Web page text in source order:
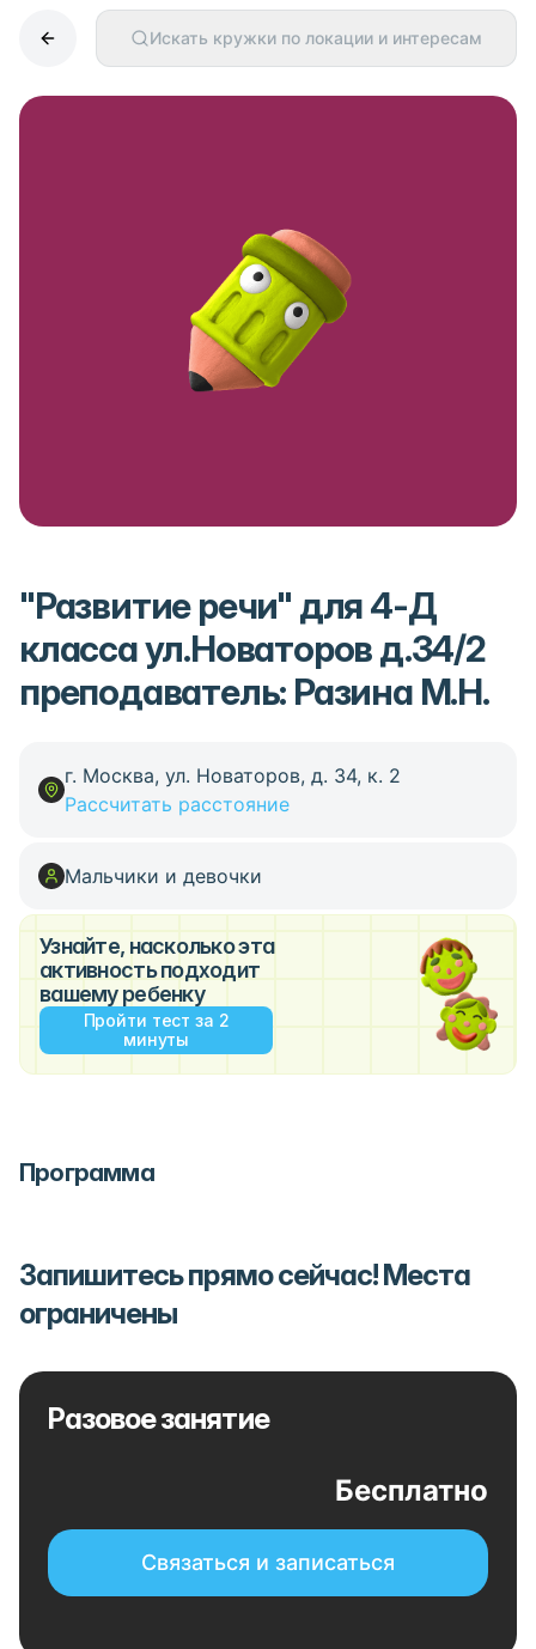
Искать кружки по локации и интересам
"Развитие речи" для 4-Д
класса ул.Новаторов д.34/2
преподаватель: Разина М.Н.
г. Москва, ул. Новаторов, д. 34, к. 2
Рассчитать расстояние
Мальчики и девочки
Узнайте, насколько эта
активность подходит
вашему ребенку
Пройти тест за 2
минуты
Программа
Запишитесь прямо сейчас! Места
ограничены
Разовое занятие
Бесплатно
Связаться и записаться